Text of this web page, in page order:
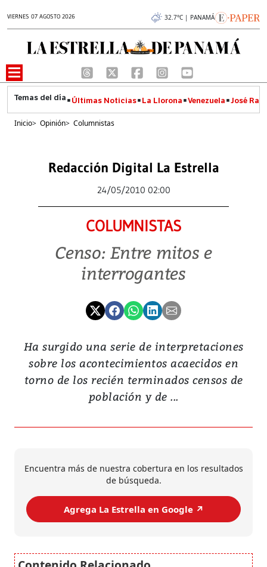
VIERNES 07 AGOSTO 2026 32.7°C | PANAMÁ
Últimas Noticias La Llorona Venezuela José
Inicio> Opinión> Columnistas
Redacción Digital La Estrella
24/05/2010 02:00
COLUMNISTAS
Censo: Entre mitos e
interrogantes
Ha surgido una serie de interpretaciones
sobre los acontecimientos acaecidos en
torno de los recién terminados censos de
población y de ...
Encuentra más de nuestra cobertura en los resultados
de búsqueda.
Agrega La Estrella en Google ↗️